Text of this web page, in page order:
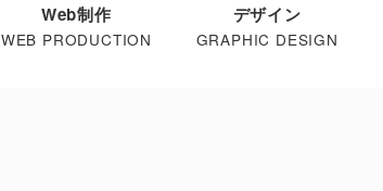
Web制作
WEB PRODUCTION
デザイン
GRAPHIC DESIGN